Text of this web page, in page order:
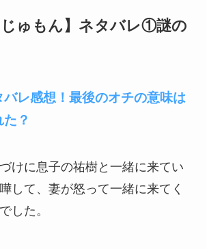
じゅもん】ネタバレ①謎の
バレ感想！最後のオチの意味は
？
けに息子の祐樹と一緒に来てい
して、妻が怒って一緒に来てく
した。